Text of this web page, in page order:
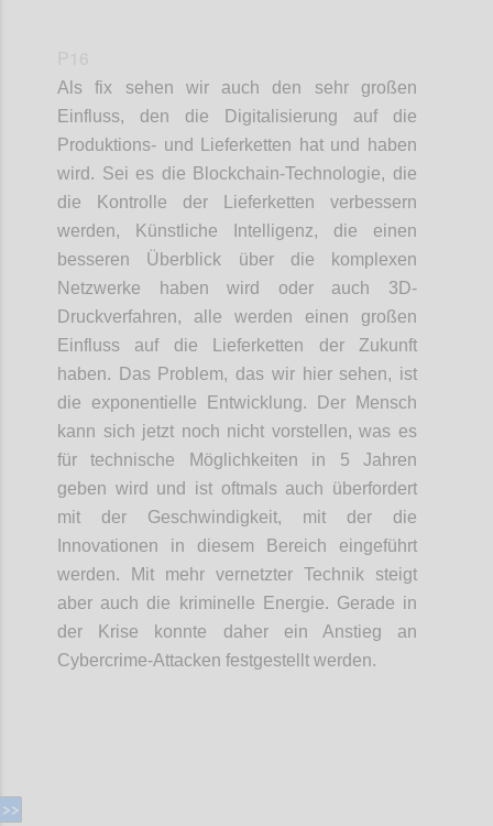
Als fix sehen wir auch den sehr großen
Einfluss, den die Digitalisierung auf die
Produktions- und Lieferketten hat und haben
wird. Sei es die Blockchain-Technologie, die
die Kontrolle der Lieferketten verbessern
werden, Künstliche Intelligenz, die einen
besseren Überblick über die komplexen
Netzwerke haben wird oder auch 3D-
Druckverfahren, alle werden einen großen
Einfluss auf die Lieferketten der Zukunft
haben. Das Problem, das wir hier sehen, ist
die exponentielle Entwicklung. Der Mensch
kann sich jetzt noch nicht vorstellen, was es
für technische Möglichkeiten in 5 Jahren
geben wird und ist oftmals auch überfordert
mit der Geschwindigkeit, mit der die
Innovationen in diesem Bereich eingeführt
werden. Mit mehr vernetzter Technik steigt
aber auch die kriminelle Energie. Gerade in
der Krise konnte daher ein Anstieg an
Cybercrime-Attacken festgestellt werden.